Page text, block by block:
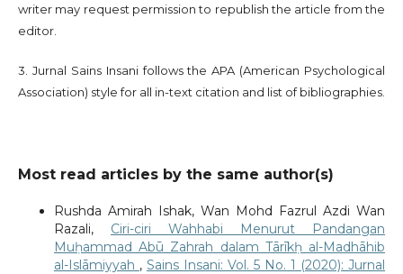
writer may request permission to republish the article from the
editor.
3. Jurnal Sains Insani follows the APA (American Psychological
Association) style for all in-text citation and list of bibliographies.
Most read articles by the same author(s)
Rushda Amirah Ishak, Wan Mohd Fazrul Azdi Wan
Razali, Ciri-ciri Wahhabi Menurut Pandangan
Muḥammad Abū Zahrah dalam Tārīkḥ al-Madhāhib
al-Islāmiyyah , Sains Insani: Vol. 5 No. 1 (2020): Jurnal